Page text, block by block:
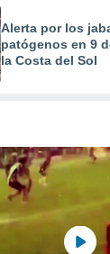
Alerta por los
patógenos en 9
la Costa del Sol